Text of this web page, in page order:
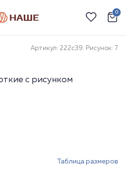
0
Артикул: 222с39. Рисунок: 7
с рисунком
Таблица размеров